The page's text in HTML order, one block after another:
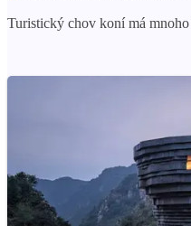
Turistický chov koní má